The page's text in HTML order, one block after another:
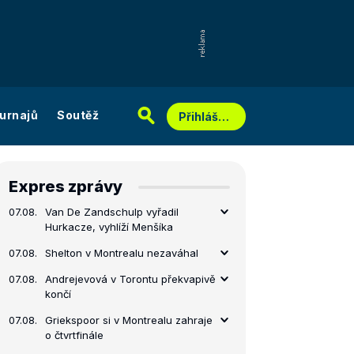
Soutěž Přihlášení
Expres zprávy
07.08.
Van De Zandschulp vyřadil
Hurkacze, vyhlíží Menšíka
07.08. Shelton v Montrealu nezaváhal
07.08.
Andrejevová v Torontu překvapivě
končí
07.08.
Griekspoor si v Montrealu zahraje
o čtvrtfinále